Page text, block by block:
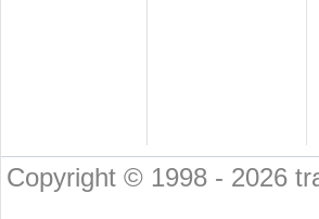
Copyright © 1998 - 2026